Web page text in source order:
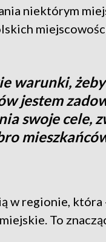
niektórym
warunki,
jestem
swoje cele,
w regionie,
To